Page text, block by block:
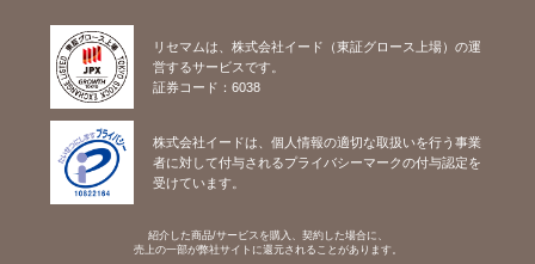
リセマムは、株式会社イード（東証グロース上場）の運
営するサービスです。
証券コード：6038
株式会社イードは、個人情報の適切な取扱いを行う事業
者に対して付与されるプライバシーマークの付与認定を
受けています。
紹介した商品/サービスを購入、契約した場合に、
売上の一部が弊社サイトに還元されることがあります。